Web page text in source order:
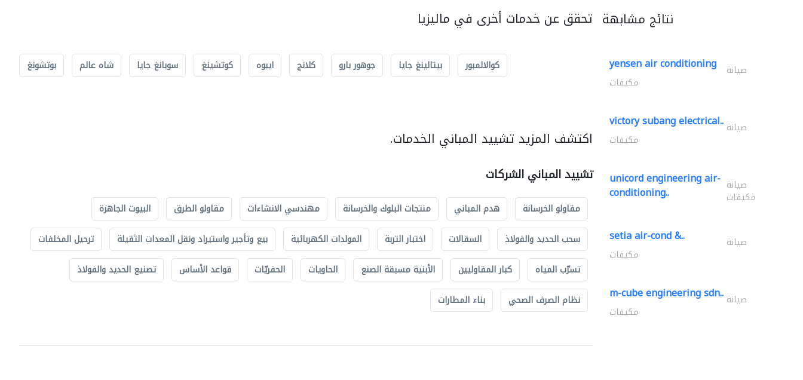
تحقق عن خدمات أخرى في ماليزيا
كوالالمبور بيتالينغ جايا جوهور بارو كلانج ايبوه كوتشينغ سوبانغ جايا شاه عالم بوتشونغ
اكتشف المزيد تشييد المباني الخدمات.
تشييد المباني الشركات
مقاولو الخرسانة هدم المباني منتجات البلوك والخرسانة مهندسي الانشاءات مقاولو الطرق
البيوت الجاهزة
سحب الحديد والفولاذ
السقالات اختبار التربة المولدات الكهربائية بيع وتأجير واستيراد ونقل المعدات الثقيلة
ترحيل المخلفات
تسرّب المياه
كبار المقاوليين الأبنية مسبقة الصنع الحاويات الحفريّات قواعد الأساس
تصنيع الحديد والفولاذ
نظام الصرف الصحي
بناء المطارات
نتائج مشابهة
yensen air conditioning صيانة
مكيفات
victory subang electrical.. صيانة
مكيفات
unicord engineering air-
conditioning.. صيانة
مكيفات
setia air-cond &.. صيانة
مكيفات
m-cube engineering sdn.. صيانة
مكيفات